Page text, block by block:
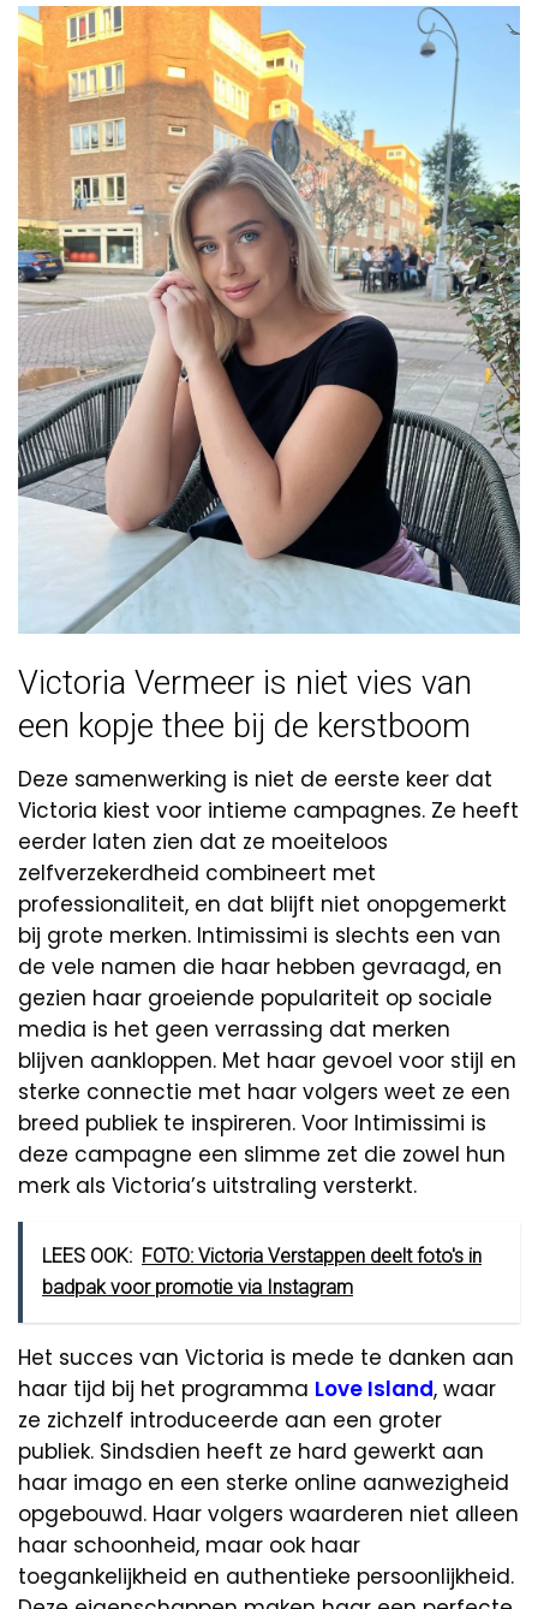
Victoria Vermeer is niet vies van
een kopje thee bij de kerstboom
Deze samenwerking is niet de eerste keer dat
Victoria kiest voor intieme campagnes. Ze heeft
eerder laten zien dat ze moeiteloos
zelfverzekerdheid combineert met
professionaliteit, en dat blijft niet onopgemerkt
bij grote merken. Intimissimi is slechts een van
de vele namen die haar hebben gevraagd, en
gezien haar groeiende populariteit op sociale
media is het geen verrassing dat merken
blijven aankloppen. Met haar gevoel voor stijl en
sterke connectie met haar volgers weet ze een
breed publiek te inspireren. Voor Intimissimi is
deze campagne een slimme zet die zowel hun
merk als Victoria’s uitstraling versterkt.
LEES OOK: FOTO: Victoria Verstappen deelt foto's in
badpak voor promotie via Instagram
Het succes van Victoria is mede te danken aan
haar tijd bij het programma Love Island, waar
ze zichzelf introduceerde aan een groter
publiek. Sindsdien heeft ze hard gewerkt aan
haar imago en een sterke online aanwezigheid
opgebouwd. Haar volgers waarderen niet alleen
haar schoonheid, maar ook haar
toegankelijkheid en authentieke persoonlijkheid.